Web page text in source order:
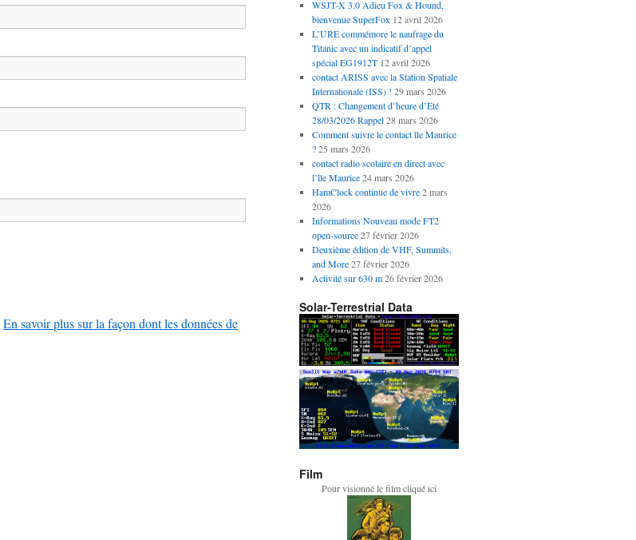
En savoir plus sur la façon dont les données de
WSJT-X 3.0 Adieu Fox & Hound,
bienvenue SuperFox 12 avril 2026
L’URE commémore le naufrage du
Titanic avec un indicatif d’appel
spécial EG1912T 12 avril 2026
contact ARISS avec la Station Spatiale
Internationale (ISS) ! 29 mars 2026
QTR : Changement d’heure d’Eté
28/03/2026 Rappel 28 mars 2026
Comment suivre le contact île Maurice
? 25 mars 2026
contact radio scolaire en direct avec
l’île Maurice 24 mars 2026
HamClock continue de vivre 2 mars
2026
Informations Nouveau mode FT2
open-source 27 février 2026
Deuxième édition de VHF, Summits,
and More 27 février 2026
Activité sur 630 m 26 février 2026
Solar-Terrestrial Data
Film
Pour visionné le film cliqué ici